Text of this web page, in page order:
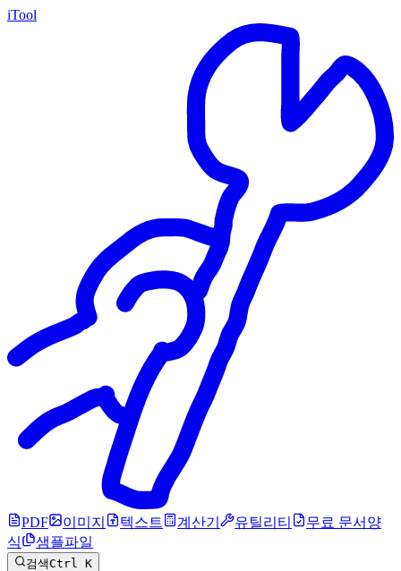
iTool
PDF 이미지 텍스트 계산기 유틸리티
무료 문서양
식
샘플파일
검색Ctrl K